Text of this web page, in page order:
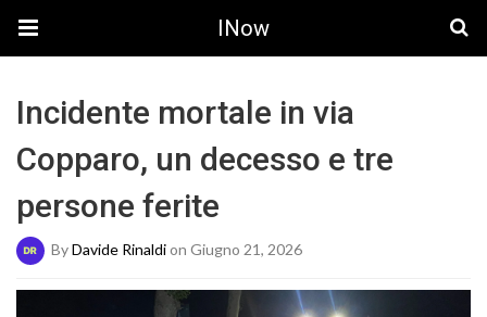
INow
Incidente mortale in via
Copparo, un decesso e tre
persone ferite
ByDavide Rinaldion Giugno 21, 2026